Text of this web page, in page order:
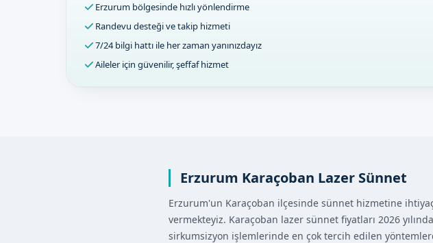
Erzurum bölgesinde hızlı yönlendirme
Randevu desteği ve takip hizmeti
7/24 bilgi hattı ile her zaman yanınızdayız
Aileler için güvenilir, şeffaf hizmet
Erzurum Karaçoban Lazer Sünnet
Erzurum'un Karaçoban ilçesinde sünnet hizmetine
vermekteyiz. Karaçoban lazer sünnet fiyatları 2026
sirkumsizyon işlemlerinde en çok tercih edilen